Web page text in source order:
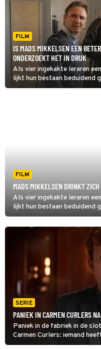
FILM
IS MADS MIKKELSEN EEN
ONDERZOEKT HET IN DRUK
Als vier ingekakte leraren
lijkt hun bestaan beduidend
FILM
MADS MIKKELSEN DRINKT
Als vier ingekakte leraren
lijkt hun bestaan beduidend
SERIE
PANIEK IN CARMEN CURLERS
Paniek in de fabriek in de
Carmen Curlers: iemand
krulsets gestolen en nu is er